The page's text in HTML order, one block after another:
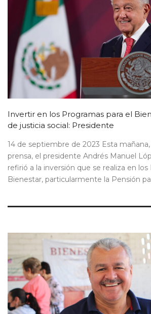
Invertir en los Programas para el
de justicia social: Presidente
14 de septiembre de 2023 Esta
prensa, el presidente Andrés Manuel
refirió a la inversión que se realiza en los
Bienestar, particularmente la Pensión